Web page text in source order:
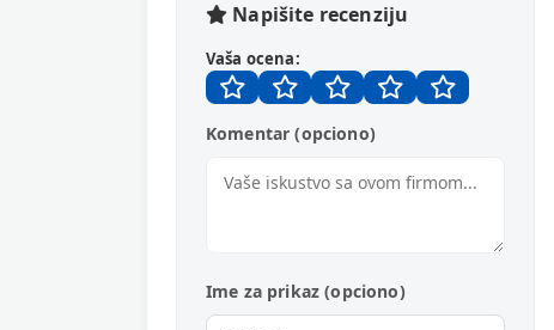
Napišite recenziju
Vaša ocena:
Komentar (opciono)
Ime za prikaz (opciono)